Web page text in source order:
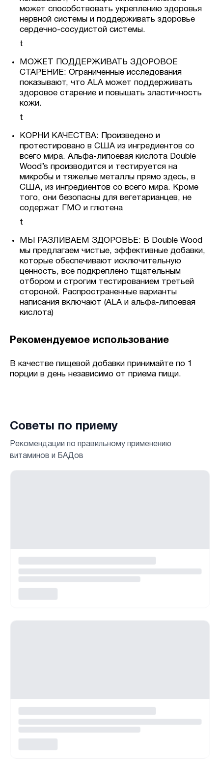
может способствовать укреплению здоровья
нервной системы и поддерживать здоровье
сердечно-сосудистой системы.
t
МОЖЕТ ПОДДЕРЖИВАТЬ ЗДОРОВОЕ
СТАРЕНИЕ: Ограниченные исследования
показывают, что ALA может поддерживать
здоровое старение и повышать эластичность
кожи.
t
КОРНИ КАЧЕСТВА: Произведено и
протестировано в США из ингредиентов со
всего мира. Альфа-липоевая кислота Double
Wood’s производится и тестируется на
микробы и тяжелые металлы прямо здесь, в
США, из ингредиентов со всего мира. Кроме
того, они безопасны для вегетарианцев, не
содержат ГМО и глютена
t
МЫ РАЗЛИВАЕМ ЗДОРОВЬЕ: В Double Wood
мы предлагаем чистые, эффективные добавки,
которые обеспечивают исключительную
ценность, все подкреплено тщательным
отбором и строгим тестированием третьей
стороной. Распространенные варианты
написания включают (ALA и альфа-липоевая
кислота)
Рекомендуемое использование
В качестве пищевой добавки принимайте по 1
порции в день независимо от приема пищи.
Советы по приему
Рекомендации по правильному применению
витаминов и БАДов